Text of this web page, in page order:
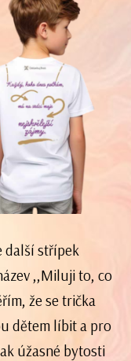
další střípek
,,Miluji to, co
že se trička
dětem líbit a pro
úžasné bytosti